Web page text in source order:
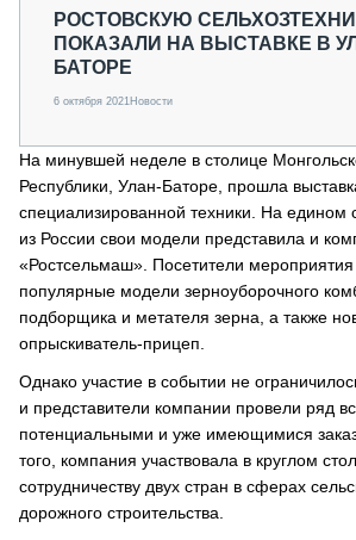
О ПРОЕКТЕ
РОСТОВСКУЮ
ПОКАЗАЛИ НА ВЫСТАВКЕ В
БАТОРЕ
6 октября 2021Новости
На минувшей неделе в столице
Республики, Улан-Баторе, прошла
специализированной техники. На едином
из России свои модели представила и
«Ростсельмаш». Посетители мероприятия
популярные модели зерноуборочного
подборщика и метателя зерна, а также
опрыскиватель-прицеп.
Однако участие в событии не
и представители компании провели ряд
потенциальными и уже имеющимися
того, компания участвовала в круглом
сотрудничеству двух стран в сферах
дорожного строительства.